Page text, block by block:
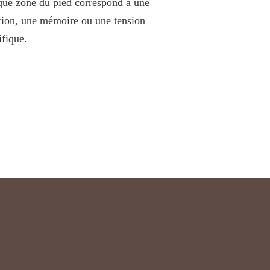
zone du pied correspond à une
une mémoire ou une tension